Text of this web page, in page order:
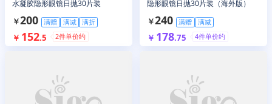
水凝胶隐形眼镜日抛30片装
￥200 满赠 满减 满折
￥ 152.5 2件单价约
隐形眼镜日抛30片装（海外版）
￥240 满赠 满减
￥ 178.75 4件单价约